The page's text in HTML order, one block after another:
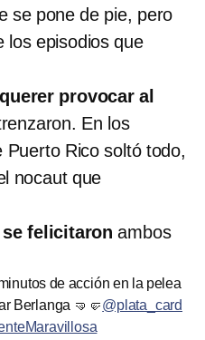
se pone de pie, pero
los episodios que
provocar al
En los
Puerto Rico soltó todo,
nocaut que
se felicitaron ambos
de acción en la pelea
Berlanga 🤜🤛@plata_card